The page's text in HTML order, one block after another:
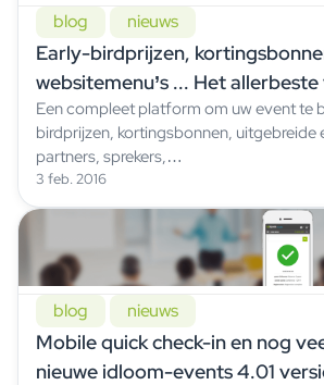
blog nieuws
Early-birdprijzen,
websitemenu’s ... Het allerbeste
eventsoftware!
Een compleet platform om uw event te
birdprijzen, kortingsbonnen,
partners, sprekers,…
3 feb. 2016
blog nieuws
Mobile quick check-in en nog
nieuwe idloom-events 4.01